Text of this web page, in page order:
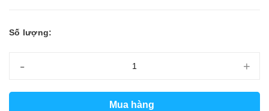
Số lượng:
- +
Mua hàng